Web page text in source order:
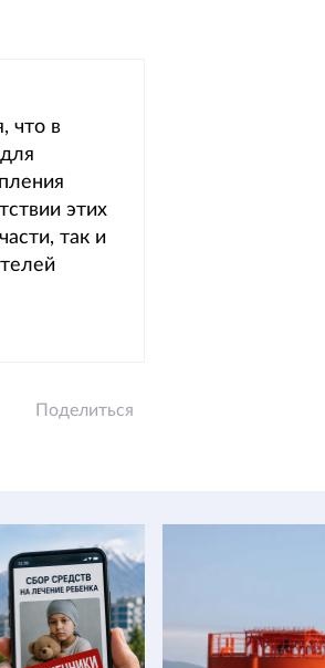
что в
этих
так и
Поделиться